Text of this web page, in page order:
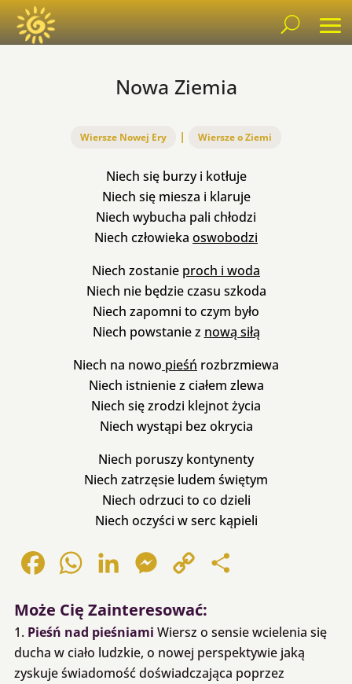
Nowa Ziemia
Wiersze Nowej Ery | Wiersze o Ziemi
Niech się burzy i kotłuje
Niech się miesza i klaruje
Niech wybucha pali chłodzi
Niech człowieka oswobodzi
Niech zostanie proch i woda
Niech nie będzie czasu szkoda
Niech zapomni to czym było
Niech powstanie z nową siłą
Niech na nowo pieśń rozbrzmiewa
Niech istnienie z ciałem zlewa
Niech się zrodzi klejnot życia
Niech wystąpi bez okrycia
Niech poruszy kontynenty
Niech zatrzęsie ludem świętym
Niech odrzuci to co dzieli
Niech oczyści w serc kąpieli
FacebookWhatsAppLinkedInMessenger
Copy
Może Cię Zainteresować:
Pieśń nad pieśniami Wiersz o sensie wcielenia się
ducha w ciało ludzkie, o nowej perspektywie jaką
zyskuje świadomość doświadczająca poprzez